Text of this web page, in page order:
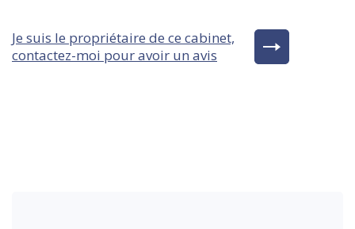
Je suis le propriétaire de ce cabinet,
contactez-moi pour avoir un avis